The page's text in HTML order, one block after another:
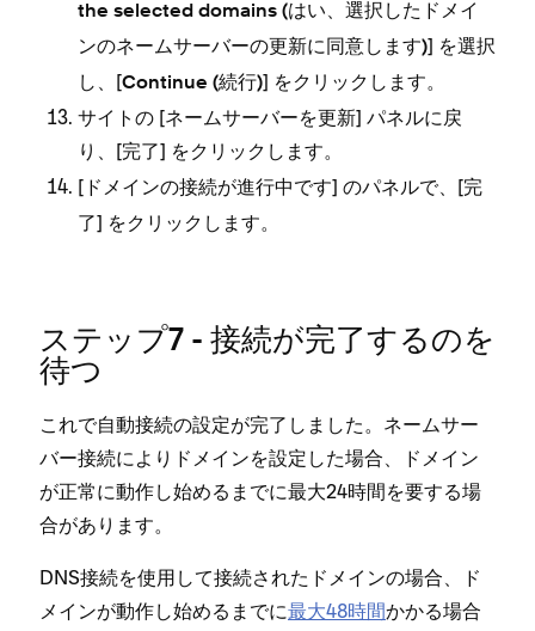
the selected domains (⁠⁠⁠はい⁠⁠⁠、選択したドメイ
ンのネ⁠⁠⁠ームサ⁠⁠⁠ーバ⁠⁠⁠ーの更新に同意します⁠⁠⁠)⁠⁠⁠] を選択
し⁠⁠⁠、[⁠⁠⁠Continue (⁠⁠⁠続行⁠⁠⁠)⁠⁠⁠] をクリ⁠⁠⁠ックします⁠⁠⁠。
サイトの [⁠⁠⁠ネ⁠⁠⁠ームサ⁠⁠⁠ーバ⁠⁠⁠ーを更新⁠⁠⁠] パネルに戻
り⁠⁠⁠、[⁠⁠⁠完了⁠⁠⁠] をクリ⁠⁠⁠ックします⁠⁠⁠。
[⁠⁠⁠ドメインの接続が進行中です⁠⁠⁠] のパネルで⁠⁠⁠、[⁠⁠⁠完
了⁠⁠⁠] をクリ⁠⁠⁠ックします⁠⁠⁠。
ステ⁠ップ7 - 接続が完了するのを
待つ
これで自動接続の設定が完了しました⁠。ネ⁠ームサ⁠ー
バ⁠ー接続によりドメインを設定した場合⁠、ドメイン
が正常に動作し始めるまでに最大24時間を要する場
合があります⁠。
DNS接続を使用して接続されたドメインの場合⁠、ド
メインが動作し始めるまでに最大48時間かかる場合